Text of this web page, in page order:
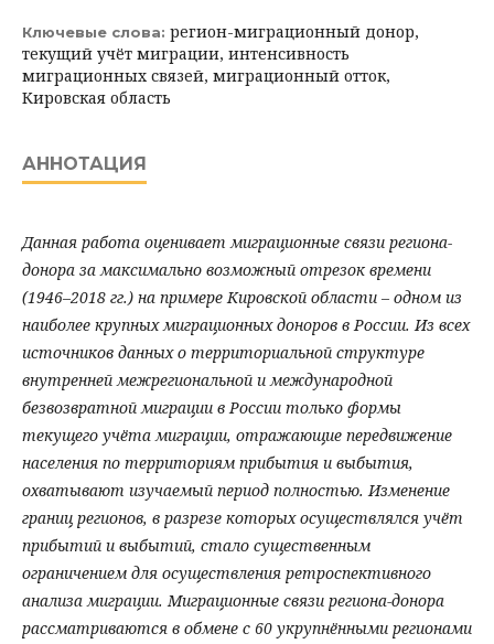
Ключевые слова: регион-миграционный донор,
текущий учёт миграции, интенсивность
миграционных связей, миграционный отток,
Кировская область
АННОТАЦИЯ
Данная работа оценивает миграционные связи региона-
донора за максимально возможный отрезок времени
(1946–2018 гг.) на примере Кировской области – одном из
наиболее крупных миграционных доноров в России. Из всех
источников данных о территориальной структуре
внутренней межрегиональной и международной
безвозвратной миграции в России только формы
текущего учёта миграции, отражающие передвижение
населения по территориям прибытия и выбытия,
охватывают изучаемый период полностью. Изменение
границ регионов, в разрезе которых осуществлялся учёт
прибытий и выбытий, стало существенным
ограничением для осуществления ретроспективного
анализа миграции. Миграционные связи региона-донора
рассматриваются в обмене с 60 укрупнёнными регионами